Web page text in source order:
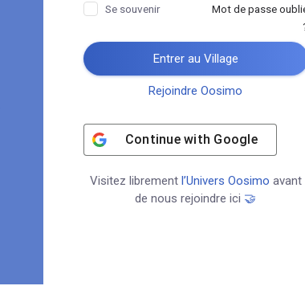
Se souvenir
Mot de passe
Entrer au Village
Rejoindre Oosimo
Continue with Google
Visitez librement l’Univers Oosimo avant
de nous rejoindre ici 🤝